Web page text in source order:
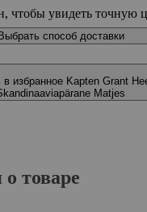
чтобы увидеть точную
Выбрать способ доставки
в избранное Kapten Grant
Matjes
товаре